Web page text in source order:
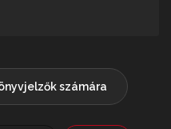
számára